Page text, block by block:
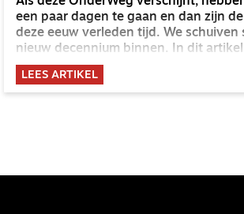
een paar dagen te gaan en dan zijn
deze eeuw verleden tijd. We schuiven
nieuw decennium binnen. In dit
bij het perspectief van God daarop.
ons leven van elke dag, in en buiten
LEES ARTIKEL